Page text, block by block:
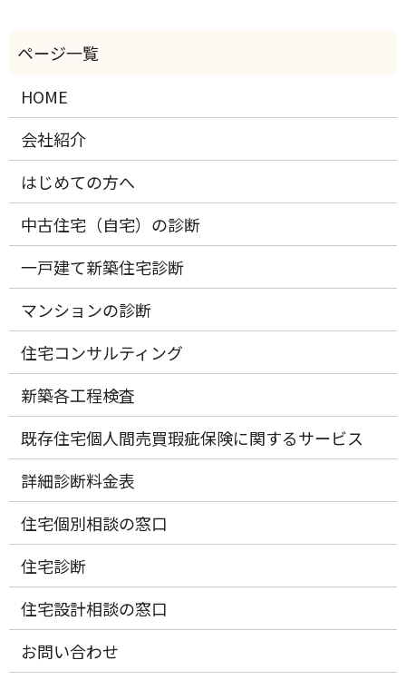
HOME
会社紹介
はじめての方へ
中古住宅（自宅）の診断
一戸建て新築住宅診断
マンションの診断
住宅コンサルティング
新築各工程検査
既存住宅個人間売買瑕疵保険に関するサービス
詳細診断料金表
住宅個別相談の窓口
住宅診断
住宅設計相談の窓口
お問い合わせ